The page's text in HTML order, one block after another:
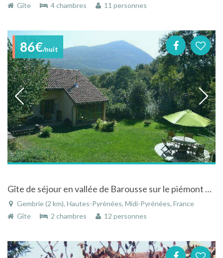
Gîte
4 chambres 11 personnes
86€/nuit
Gîte de séjour en vallée de Barousse sur le piémont Pyrénées avec piscine terrasse et espace détente
Gembrie (2 km), Hautes-Pyrénées, Midi-Pyrénées, France
Gîte
2 chambres 12 personnes